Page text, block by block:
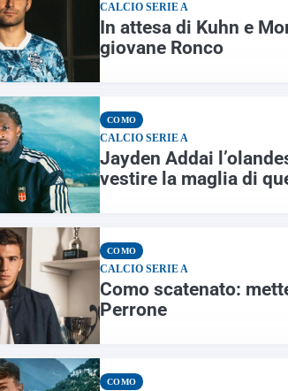
CALCIO SERIE A
In attesa di Kuhn e
giovane Ronco
COMO
CALCIO SERIE A
Jayden Addai
vestire la maglia di
COMO
CALCIO SERIE A
Como scatenato:
Perrone
COMO